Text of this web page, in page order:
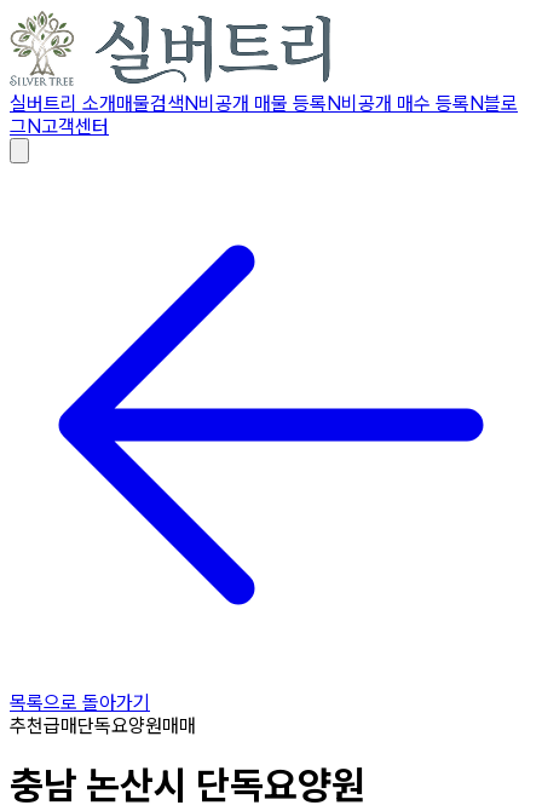
실버트리 소개매물검색N비공개 매물 등록N비공개 매수 등록N블로
그N고객센터
목록으로 돌아가기
추천급매단독요양원매매
충남 논산시 단독요양원